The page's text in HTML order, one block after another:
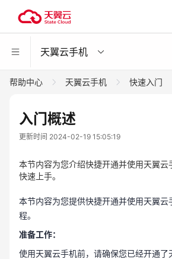
天翼云手机
帮助中心 天翼云手机 快速入门
入门概述
更新时间 2024-02-19 15:05:19
本节内容为您介绍快捷开通并使用天翼云
快速上手。
本节内容为您提供快捷开通并使用天翼云
程。
准备工作：
使用天翼云手机前，请确保您已经开通了